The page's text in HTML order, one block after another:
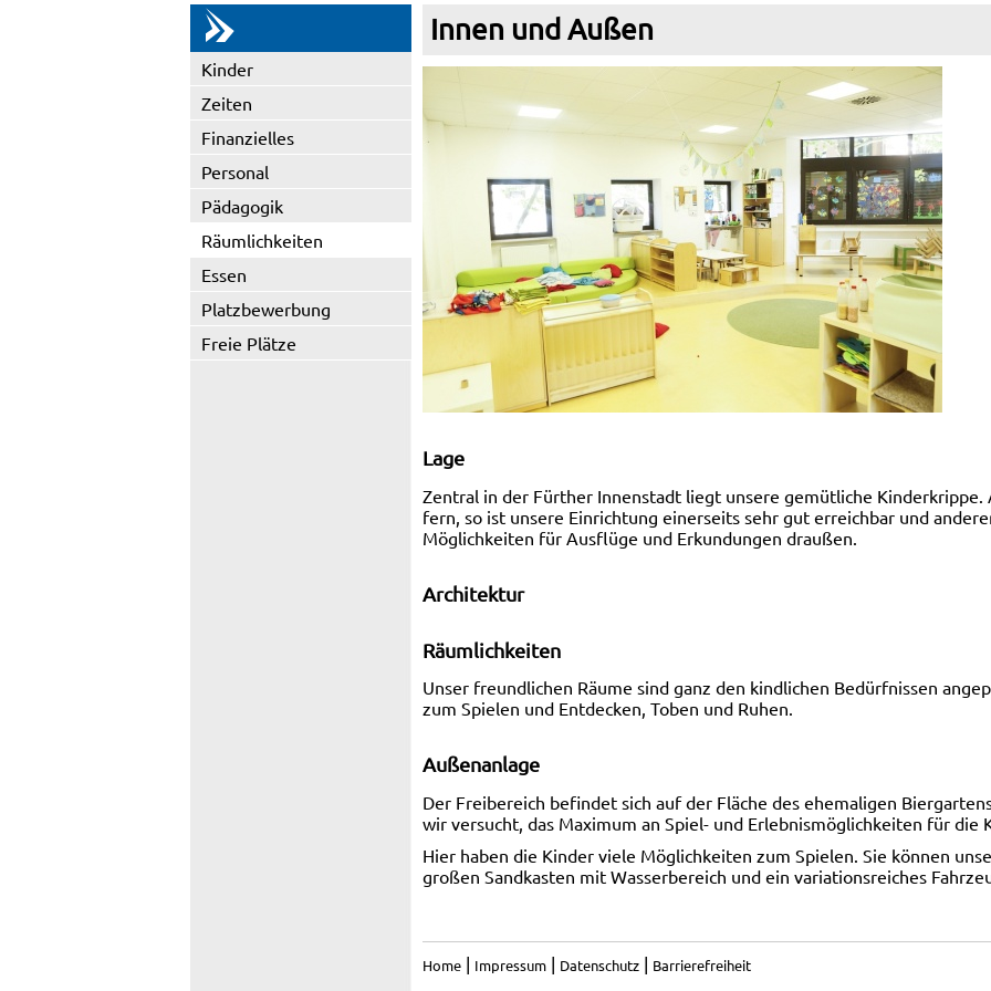
Kinder
Zeiten
Finanzielles
Personal
Pädagogik
Räumlichkeiten
Essen
Platzbewerbung
Freie Plätze
Innen und Außen
Lage
Zentral in der Fürther Innenstadt liegt unsere gemütliche Kinderkrippe.
fern, so ist unsere Einrichtung einerseits sehr gut erreichbar und
Möglichkeiten für Ausflüge und Erkundungen draußen.
Architektur
Räumlichkeiten
Unser freundlichen Räume sind ganz den kindlichen Bedürfnissen
zum Spielen und Entdecken, Toben und Ruhen.
Außenanlage
Der Freibereich befindet sich auf der Fläche des ehemaligen
wir versucht, das Maximum an Spiel- und Erlebnismöglichkeiten für die
Hier haben die Kinder viele Möglichkeiten zum Spielen. Sie können
großen Sandkasten mit Wasserbereich und ein variationsreiches
Home | Impressum | Datenschutz | Barrierefreiheit